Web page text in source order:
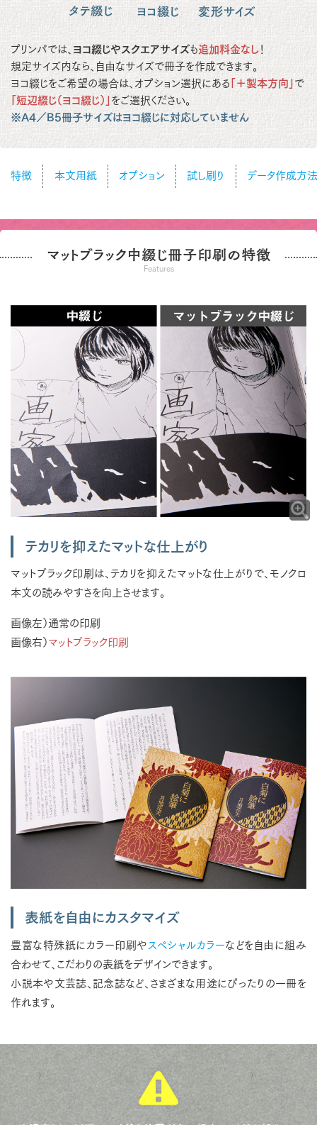
プリンパでは、 ヨコ綴じやスクエアサイズも追加料金なし ！
規定サイズ内なら、自由なサイズで冊子を作成できます。
ヨコ綴じをご希望の場合は、オプション選択にある 「＋製本方向」 で
「短辺綴じ（ヨコ綴じ）」 をご選択ください。
※A4／B5冊子サイズはヨコ綴じに対応していません
特徴 本文用紙 オプション 試し刷り データ作成方法
マットブラック中綴じ冊子印刷の特徴
Features
テカリを抑えたマットな仕上がり
マットブラック印刷は、テカリを抑えたマットな仕上がりで、モノクロ
本文の読みやすさを向上させます。
画像左）通常の印刷
画像右） マットブラック印刷
表紙を自由にカスタマイズ
豊富な特殊紙にカラー印刷や スペシャルカラーなどを自由に組み
合わせて、こだわりの表紙をデザインできます。
小説本や文芸誌、記念誌など、さまざまな用途にぴったりの一冊を
作れます。